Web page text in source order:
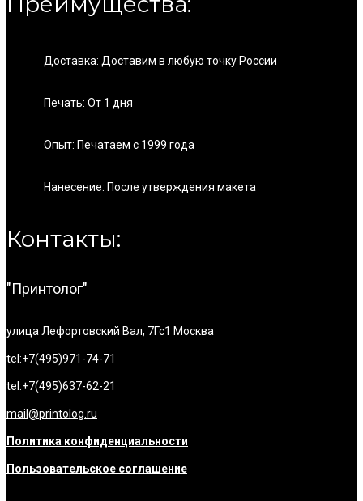
Доставка: Доставим в любую точку России
Печать: От 1 дня
Опыт: Печатаем с 1999 года
Нанесение: После утверждения макета
Контакты:
"Принтолог"
улица Лефортовский Вал, 7Гс1 Москва
tel:+7(495)971-74-71
tel:+7(495)637-62-21
mail@printolog.ru
Политика конфиденциальности
Пользовательское соглашение